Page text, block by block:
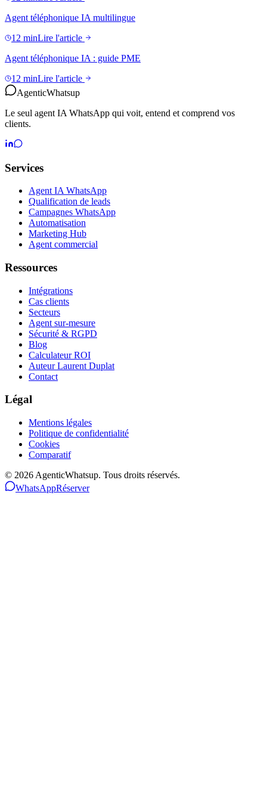
Agent téléphonique IA multilingue
12 minLire l'article
Agent téléphonique IA : guide PME
12 minLire l'article
AgenticWhatsup
Le seul agent IA WhatsApp qui voit, entend et comprend vos
clients.
Services
Agent IA WhatsApp
Qualification de leads
Campagnes WhatsApp
Automatisation
Marketing Hub
Agent commercial
Ressources
Intégrations
Cas clients
Secteurs
Agent sur-mesure
Sécurité & RGPD
Blog
Calculateur ROI
Auteur Laurent Duplat
Contact
Légal
Mentions légales
Politique de confidentialité
Cookies
Comparatif
© 2026 AgenticWhatsup. Tous droits réservés.
WhatsAppRéserver